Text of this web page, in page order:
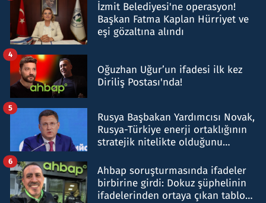
İzmit Belediyesi'ne operasyon!
Başkan Fatma Kaplan Hürriyet ve
eşi gözaltına alındı
Oğuzhan Uğur’un ifadesi ilk kez
Diriliş Postası'nda!
4
Rusya Başbakan Yardımcısı Novak,
Rusya-Türkiye enerji ortaklığının
stratejik nitelikte olduğunu
5
Ahbap soruşturmasında ifadeler
birbirine girdi: Dokuz şüphelinin
ifadelerinden ortaya çıkan tablo
6